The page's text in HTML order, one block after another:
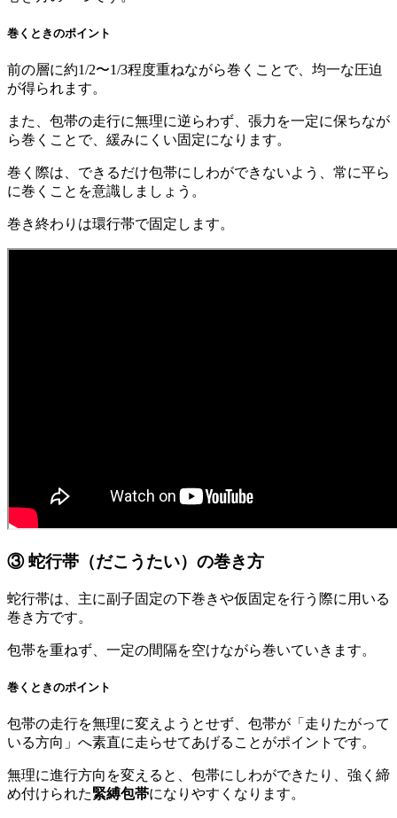
巻くときのポイント
前の層に約1/2〜1/3程度重ねながら巻くことで、均一な圧迫
が得られます。
また、包帯の走行に無理に逆らわず、張力を一定に保ちなが
ら巻くことで、緩みにくい固定になります。
巻く際は、できるだけ包帯にしわができないよう、常に平ら
に巻くことを意識しましょう。
巻き終わりは環行帯で固定します。
③ 蛇行帯（だこうたい）の巻き方
蛇行帯は、主に副子固定の下巻きや仮固定を行う際に用いる
巻き方です。
包帯を重ねず、一定の間隔を空けながら巻いていきます。
巻くときのポイント
包帯の走行を無理に変えようとせず、包帯が「走りたがって
いる方向」へ素直に走らせてあげることがポイントです。
無理に進行方向を変えると、包帯にしわができたり、強く締
め付けられた緊縛包帯になりやすくなります。